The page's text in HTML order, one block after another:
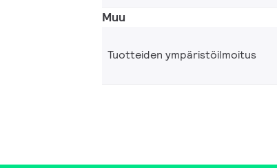
Muu
Tuotteiden ympäristöilmoitus